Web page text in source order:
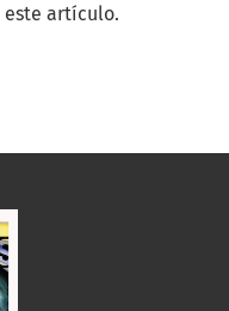
este artículo.